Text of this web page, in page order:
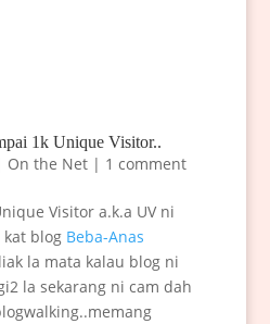
1k Unique Visitor..
On the Net| 1 comment
Visitor a.k.a UV ni
blog Beba-Anas
la mata kalau blog ni
la sekarang ni cam dah